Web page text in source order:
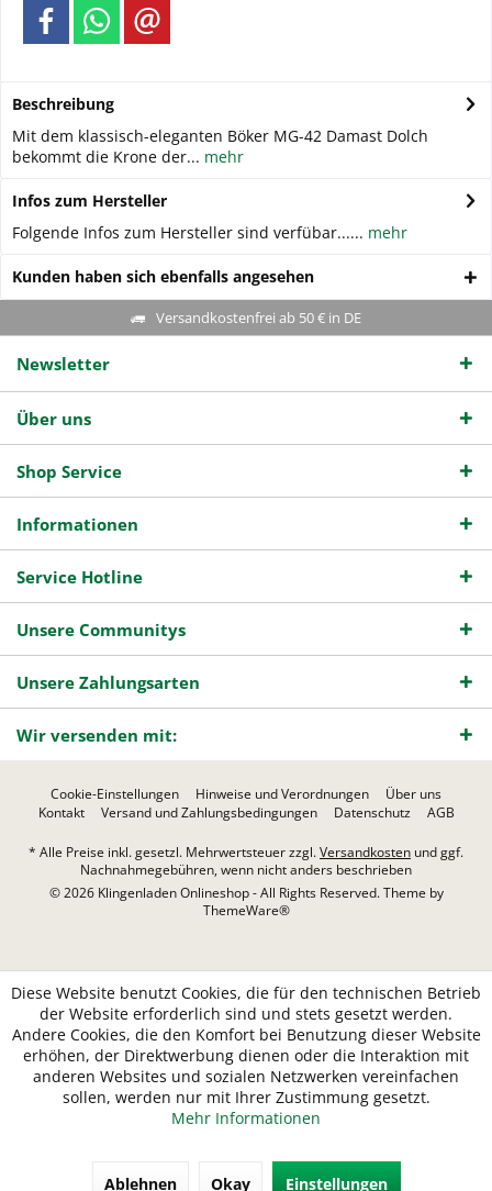
Beschreibung
Mit dem klassisch-eleganten Böker MG-42 Damast Dolch
bekommt die Krone der... mehr
Infos zum Hersteller
Folgende Infos zum Hersteller sind verfübar...... mehr
Kunden haben sich ebenfalls angesehen
Versandkostenfrei ab 50 € in DE
Newsletter
Über uns
Shop Service
Informationen
Service Hotline
Unsere Communitys
Unsere Zahlungsarten
Wir versenden mit:
Cookie-Einstellungen Hinweise und Verordnungen
Über uns
Kontakt
Versand und Zahlungsbedingungen Datenschutz AGB
* Alle Preise inkl. gesetzl. Mehrwertsteuer zzgl.Versandkosten und ggf.
Nachnahmegebühren, wenn nicht anders beschrieben
© 2026 Klingenladen Onlineshop - All Rights Reserved. Theme by
ThemeWare®
Diese Website benutzt Cookies, die für den technischen Betrieb
der Website erforderlich sind und stets gesetzt werden.
Andere Cookies, die den Komfort bei Benutzung dieser Website
erhöhen, der Direktwerbung dienen oder die Interaktion mit
anderen Websites und sozialen Netzwerken vereinfachen
sollen, werden nur mit Ihrer Zustimmung gesetzt.
Mehr Informationen
Ablehnen Okay Einstellungen